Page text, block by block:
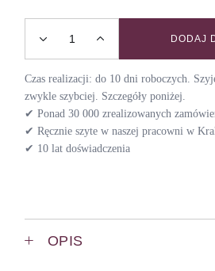
Smycz przepinana VELVET /DODAJ
Czas realizacji: do 10 dni roboczych.
zwykle szybciej. Szczegóły poniżej.
✔ Ponad 30 000 zrealizowanych
✔ Ręcznie szyte w naszej pracowni w
✔ 10 lat doświadczenia
OPIS